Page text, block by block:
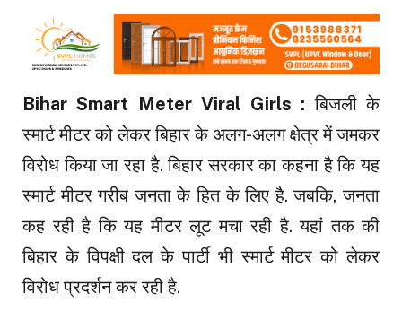
Bihar Smart Meter Viral Girls :बिजली के
स्मार्ट मीटर को लेकर बिहार के अलग-अलग क्षेत्र में जमकर
विरोध किया जा रहा है. बिहार सरकार का कहना है कि यह
स्मार्ट मीटर गरीब जनता के हित के लिए है. जबकि, जनता
कह रही है कि यह मीटर लूट मचा रही है. यहां तक की
बिहार के विपक्षी दल के पार्टी भी स्मार्ट मीटर को लेकर
विरोध प्रदर्शन कर रही है.